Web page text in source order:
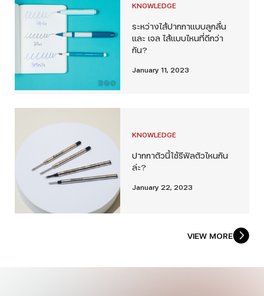
KNOWLEDGE
ระหว่างไส้ปากกาแบบลูกลื่น
และ เจล ไส้แบบไหนที่ดีกว่า
กัน?
January 11, 2023
KNOWLEDGE
ปากกาตัวนี้ใช้รีฟิลตัวไหนกัน
ล่ะ?
January 22, 2023
VIEW MORE